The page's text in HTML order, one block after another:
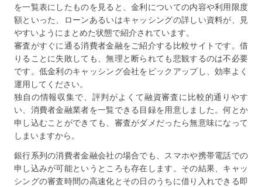
を一覧表にしたものを見ると、金利についての内容や利用限度
額といった、ローンあるいはキャッシングの詳しい資料が、見
やすいようにまとめた状態で紹介されています。
審査がすぐに通る消費者金融をご紹介する比較サイトです。借
りることに失敗しても、無理と断られても悲観するのは不必要
です。低金利のキャッシング会社をピックアップし、効率よく
運用してください。
独自の情報収集で、評判がよくて融資審査に比較的通りやす
い、消費者金融業者を一覧できる目録を用意しました。何とか
申し込むことができても、審査がダメだったら無意味になって
しまいますから。
銀行系列の消費者金融会社の場合でも、スマホや携帯電話での
申し込みが可能というところも存在します。その結果、キャッ
シングの審査時間の高速化とその日のうちに借り入れできる即